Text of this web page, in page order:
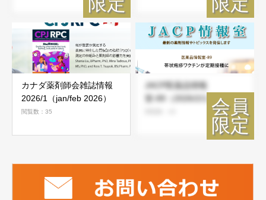
カナダ薬剤師会雑誌情報
2026/1（jan/feb 2026）
閲覧数：35
JACP医薬品情報
室-89（2026/2/1）